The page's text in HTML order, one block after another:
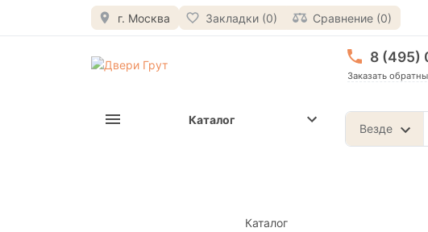
г. Москва Закладки (0) Сравнение (0)
8 (495)
Заказать
Везде
Каталог
Каталог